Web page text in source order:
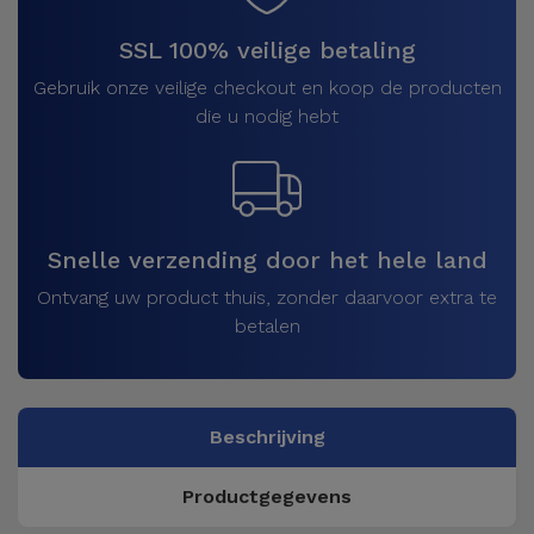
SSL 100% veilige betaling
Gebruik onze veilige checkout en koop de producten
die u nodig hebt
Snelle verzending door het hele land
Ontvang uw product thuis, zonder daarvoor extra te
betalen
Beschrijving
Productgegevens